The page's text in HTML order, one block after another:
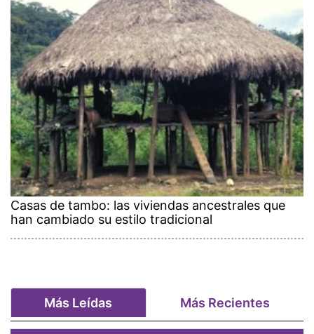
Casas de tambo: las viviendas ancestrales que
han cambiado su estilo tradicional
Más Leídas Más Recientes